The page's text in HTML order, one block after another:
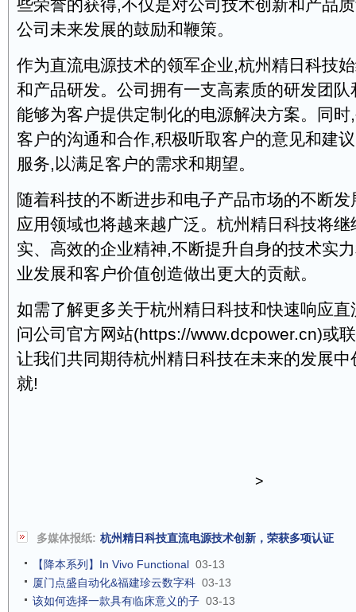
些荣誉的获得,不仅是对公司技术创新和产品
公司未来发展的鼓励和鞭策。
作为直流电源技术的领军企业,杭州精日科技
和产品研发。公司拥有一支高素质的研发团
能够为客户提供定制化的电源解决方案。同
客户的沟通和合作,积极听取客户的意见和建
服务,以满足客户的需求和期望。
随着科技的不断进步和电子产品市场的不断
应用领域也将越来越广泛。杭州精日科技将
实、高效的企业精神,不断提升自身的技术实
业发展和客户价值创造做出更大的贡献。
如需了解更多关于杭州精日科技和快速响应
问公司官方网站(https://www.dcpower.cn)或
让我们共同期待杭州精日科技在未来的发展
就!
>
多媒体报纸: 杭州精日科技直流电源技术创新，荣获多项认证
【降本系列】In Vivo Functional 03-13
厦门点盛自动化&福建珍云数字科 03-13
该如何选择一款具有临床意义的子 03-13